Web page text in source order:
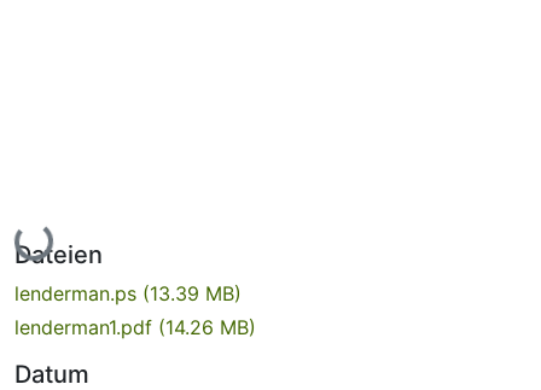
Lade...
Dateien
lenderman.ps (13.39 MB)
lenderman1.pdf (14.26 MB)
Datum